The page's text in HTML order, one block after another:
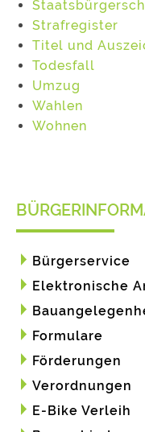
Strafregister
Titel und
Todesfall
Umzug
Wahlen
Wohnen
Bürgerservice
Elektronische
Formulare
Förderungen
Verordnungen
E-Bike Verleih